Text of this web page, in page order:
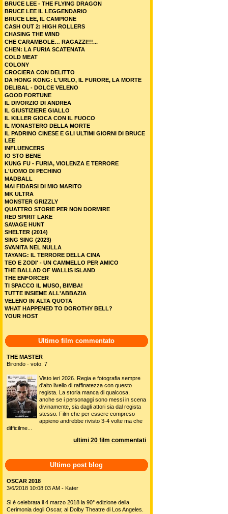
BRUCE LEE - THE FLYING DRAGON
BRUCE LEE IL LEGGENDARIO
BRUCE LEE, IL CAMPIONE
CASH OUT 2: HIGH ROLLERS
CHASING THE WIND
CHE CARAMBOLE… RAGAZZI!!!...
CHEN: LA FURIA SCATENATA
COLD MEAT
COLONY
CROCIERA CON DELITTO
DA HONG KONG: L'URLO, IL FURORE, LA MORTE
DELIBAL - DOLCE VELENO
GOOD FORTUNE
IL DIVORZIO DI ANDREA
IL GIUSTIZIERE GIALLO
IL KILLER GIOCA CON IL FUOCO
IL MONASTERO DELLA MORTE
IL PADRINO CINESE E GLI ULTIMI GIORNI DI BRUCE
LEE
INFLUENCERS
IO STO BENE
KUNG FU - FURIA, VIOLENZA E TERRORE
L'UOMO DI PECHINO
MADBALL
MAI FIDARSI DI MIO MARITO
MK ULTRA
MONSTER GRIZZLY
QUATTRO STORIE PER NON DORMIRE
RED SPIRIT LAKE
SAVAGE HUNT
SHELTER (2014)
SING SING (2023)
SVANITA NEL NULLA
TAYANG: IL TERRORE DELLA CINA
TEO E ZODI' - UN CAMMELLO PER AMICO
THE BALLAD OF WALLIS ISLAND
THE ENFORCER
TI SPACCO IL MUSO, BIMBA!
TUTTE INSIEME ALL'ABBAZIA
VELENO IN ALTA QUOTA
WHAT HAPPENED TO DOROTHY BELL?
YOUR HOST
Ultimo film commentato
THE MASTER
Birondo - voto: 7
Visto ieri 2026. Regia e fotografia sempre
d'alto livello di raffinatezza con questo
regista. La storia manca di qualcosa,
anche se i personaggi sono messi in scena
divinamente, sia dagli attori sia dal regista
stesso. Film che per essere compreso
appieno andrebbe rivisto 3-4 volte ma che
difficilme...
ultimi 20 film commentati
Ultimo post blog
OSCAR 2018
3/6/2018 10:08:03 AM - Kater
Si è celebrata il 4 marzo 2018 la 90° edizione della
Cerimonia degli Oscar, al Dolby Theatre di Los Angeles.